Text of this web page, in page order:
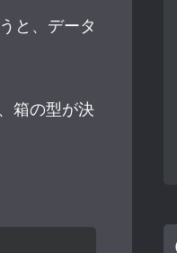
と、データ
箱の型が決